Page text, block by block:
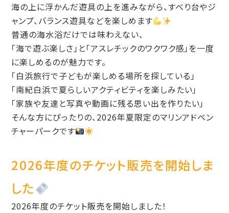
海の上に浮かんだ遊具の上を進みながら、すべり台やジ
ャンプ、バランス遊具などを楽しめます
普通の海水浴だけでは味わえない、
「海で遊ぶ楽しさ」と「アスレチックのワクワク感」を一度
に楽しめるのが魅力です。
「白浜旅行で子どもが楽しめる場所を探している」
「南紀白浜で夏らしいアクティビティを楽しみたい」
「家族や友達と写真や動画に残る思い出を作りたい」
そんな方にぴったりの、2026年夏限定のマリンアドベン
チャーパークです
2026年度のチケット販売を開始しま
した
2026年度のチケット販売を開始しました！